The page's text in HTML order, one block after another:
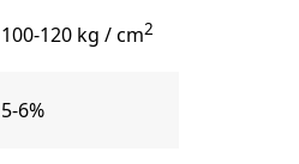
100-120 kg / cm2
5-6%